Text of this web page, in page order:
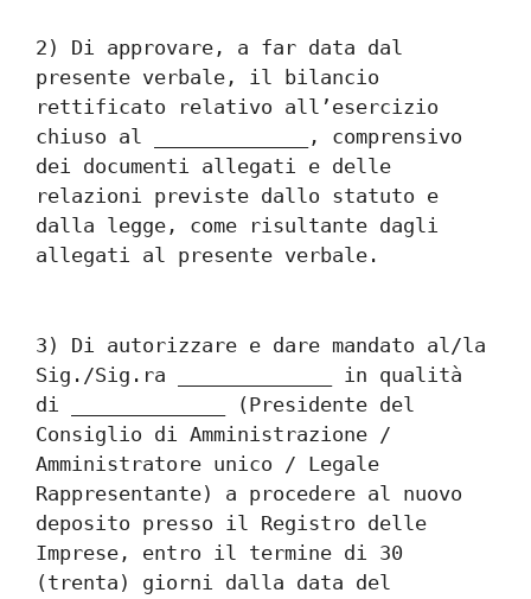
2) Di approvare, a far data dal
presente verbale, il bilancio
rettificato relativo all’esercizio
chiuso al _____________, comprensivo
dei documenti allegati e delle
relazioni previste dallo statuto e
dalla legge, come risultante dagli
allegati al presente verbale.
3) Di autorizzare e dare mandato al/la
Sig./Sig.ra _____________ in qualità
di _____________ (Presidente del
Consiglio di Amministrazione /
Amministratore unico / Legale
Rappresentante) a procedere al nuovo
deposito presso il Registro delle
Imprese, entro il termine di 30
(trenta) giorni dalla data del